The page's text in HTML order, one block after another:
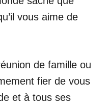
vous aime de
de famille ou
fier de vous
et à tous ses